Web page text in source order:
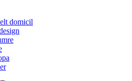
domicil